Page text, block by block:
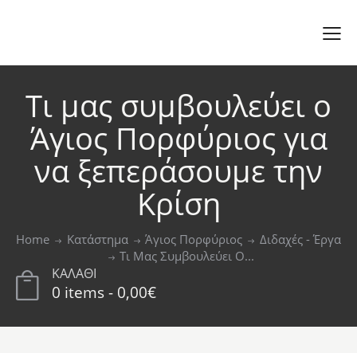
Τι μας συμβουλεύει ο
Άγιος Πορφύριος για
να ξεπεράσουμε την
Κρίση
Home Κατάστημα Άγιος Πορφύριος
Διδαχές - Έργα
Τι Μας Συμβουλεύει Ο...
ΚΑΛΑΘΙ
0 items- 0,00€